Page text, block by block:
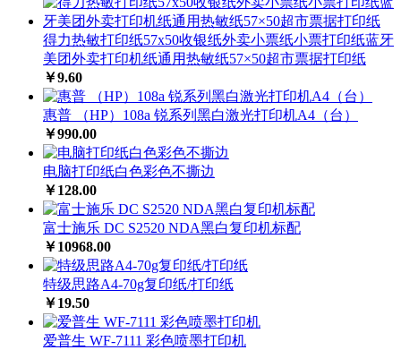
得力热敏打印纸57x50收银纸外卖小票纸小票打印纸蓝牙
美团外卖打印机纸通用热敏纸57×50超市票据打印纸
￥9.60
惠普 （HP）108a 锐系列黑白激光打印机A4（台）
￥990.00
电脑打印纸白色彩色不撕边
￥128.00
富士施乐 DC S2520 NDA黑白复印机标配
￥10968.00
特级思路A4-70g复印纸/打印纸
￥19.50
爱普生 WF-7111 彩色喷墨打印机